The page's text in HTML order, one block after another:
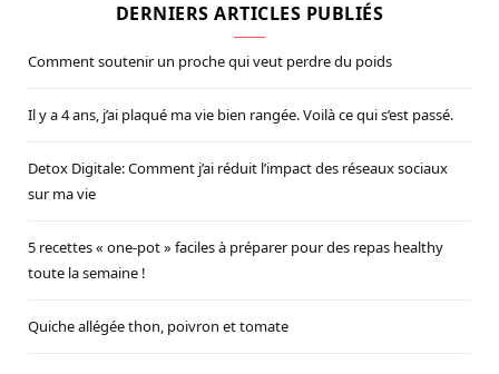
DERNIERS ARTICLES PUBLIÉS
Comment soutenir un proche qui veut perdre du poids
Il y a 4 ans, j’ai plaqué ma vie bien rangée. Voilà ce qui s’est passé.
Detox Digitale: Comment j’ai réduit l’impact des réseaux sociaux
sur ma vie
5 recettes « one-pot » faciles à préparer pour des repas healthy
toute la semaine !
Quiche allégée thon, poivron et tomate